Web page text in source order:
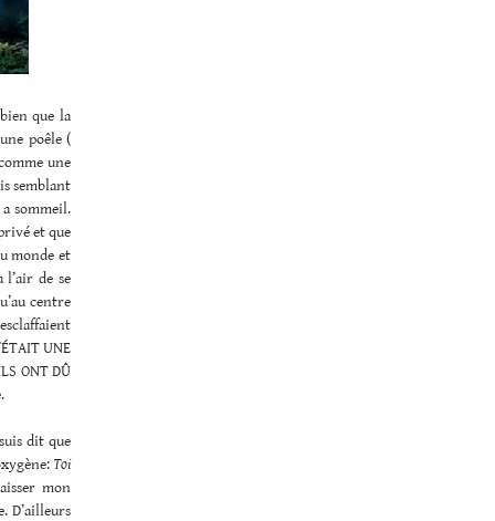
que la
poêle (
une
semblant
sommeil.
et que
monde et
de se
centre
UNE
ONT DÛ
dit que
Toi
mon
D’ailleurs